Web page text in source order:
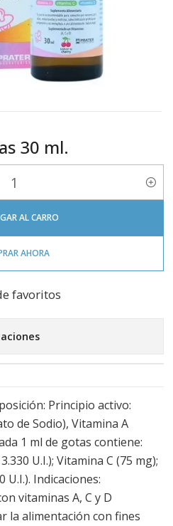
30 ml.
AL CARRO
AHORA
favoritos
Principio activo:
de Sodio), Vitamina A
1 ml de gotas contiene:
U.I.); Vitamina C (75 mg);
U.I.). Indicaciones:
vitaminas A, C y D
la alimentación con fines